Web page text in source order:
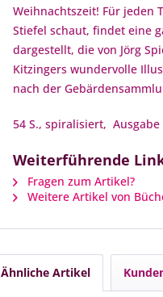
Weihnachtszeit! Für jeden
Stiefel schaut, findet eine
dargestellt, die von Jörg
Kitzingers wundervolle
nach der
54 S., spiralisiert, Ausgabe
Weiterführende
Fragen zum Artikel?
Weitere Artikel von
Ähnliche Artikel